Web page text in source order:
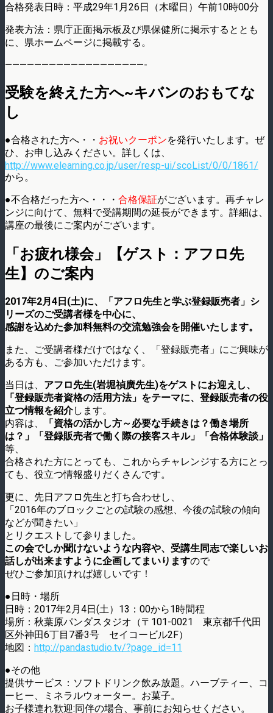
合格発表日時：平成29年1月26日（木曜日）午前10時00分
発表方法：県庁正面掲示板及び県保健所に掲示するととも
に、県ホームページに掲載する。
———————————————————-
受験を終えた方へ~キバンのおもてな
し
●合格された方へ・・ お祝いクーポンを発行いたします。ぜ
ひ、お申し込みください。詳しくは、
http://www.elearning.co.jp/user/resp-ui/scoList/0/0/1861/
から。
●不合格だった方へ・・・ 合格保証がございます。再チャレ
ンジに向けて、無料で受講期間の延長ができます。詳細は、
講座の最後にご案内がございます。
「お疲れ様会」【ゲスト：アフロ先
生】のご案内
2017年2月4日(土)に、「アフロ先生と学ぶ登録販売者」シ
リーズのご受講者様を中心に、
感謝を込めた参加料無料の交流勉強会を開催いたします。
また、ご受講者様だけではなく、「登録販売者」にご興味が
ある方も、ご参加いただけます。
当日は、 アフロ先生(岩堀禎廣先生)をゲストにお迎えし、
「登録販売者資格の活用方法」をテーマに、登録販売者の役
立つ情報を紹介します。
内容は、
「資格の活かし方～必要な手続きは？働き場所
は？」「登録販売者で働く際の接客スキル」「合格体験談」
等、
合格された方にとっても、これからチャレンジする方にとっ
ても、役立つ情報盛りだくさんです。
更に、先日アフロ先生と打ち合わせし、
「2016年のブロックごとの試験の感想、今後の試験の傾向
などが聞きたい」
とリクエストして参りました。
この会でしか聞けないような内容や、受講生同志で楽しいお
話しが出来ますように企画してまいりますので
ぜひご参加頂ければ嬉しいです！
●日時・場所
日時：2017年2月4日(土）13：00から1時間程
場所：秋葉原パンダスタジオ（〒101-0021 東京都千代田
区外神田6丁目7番3号 セイコービル2F）
地図： http://pandastudio.tv/?page_id=11
●その他
提供サービス：ソフトドリンク飲み放題。ハーブティー、コ
ーヒー、ミネラルウォーター。お菓子。
お子様連れ歓迎:同伴の場合、事前にお知らせください。